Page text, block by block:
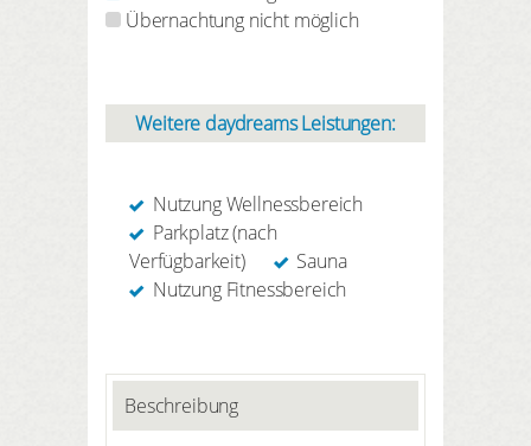
Übernachtung nicht möglich
Weitere daydreams Leistungen:
Nutzung Wellnessbereich
Parkplatz (nach
Verfügbarkeit)
Sauna
Nutzung Fitnessbereich
Beschreibung